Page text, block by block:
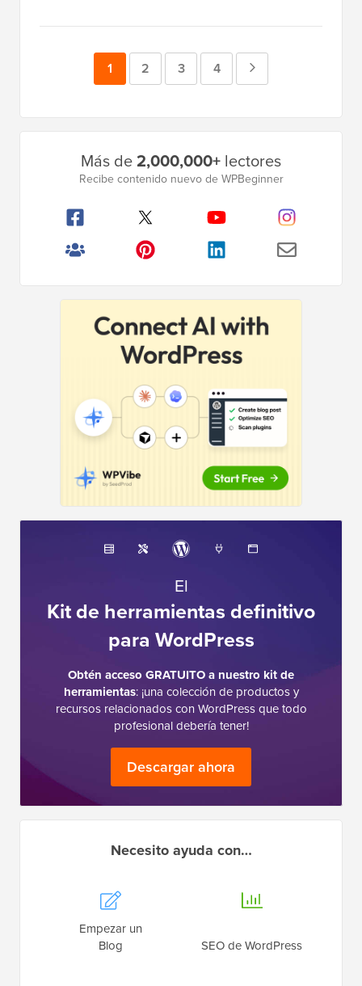
Página
1 Página
2 Página
3 Página
4
Más de2,000,000+ lectores
Recibe contenido nuevo de WPBeginner
El
Kit de herramientas definitivo
para WordPress
Obtén acceso GRATUITO a nuestro kit de
herramientas: ¡una colección de productos y
recursos relacionados con WordPress que todo
profesional debería tener!
Descargar ahora
Necesito ayuda con…
Empezar un
Blog
SEO de WordPress